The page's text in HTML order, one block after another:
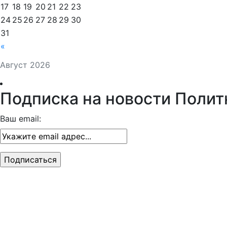
Август 2026
«
17 18 19 20 21 22 23
24 25 26 27 28 29 30
31
Подписка на новости
Ваш email: